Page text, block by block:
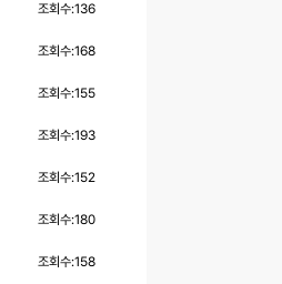
조회수:136
조회수:168
조회수:155
조회수:193
조회수:152
조회수:180
조회수:158